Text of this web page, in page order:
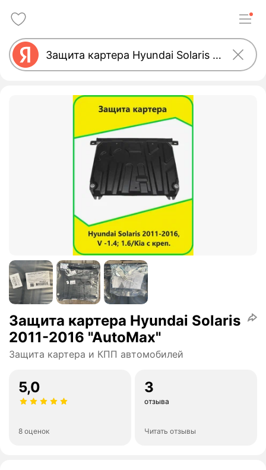
Защита картера Hyundai Solaris
2011-2016 "AutoMax"
Защита картера и КПП автомобилей
5,0
8 оценок
3
отзыва
Читать отзывы